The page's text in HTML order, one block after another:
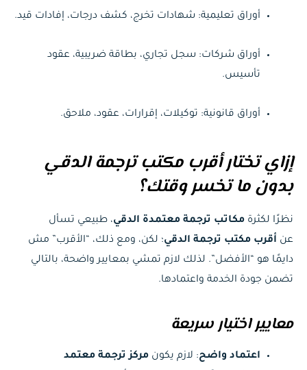
أوراق تعليمية: شهادات تخرج، كشف درجات، إفادات قيد.
أوراق شركات: سجل تجاري، بطاقة ضريبية، عقود
تأسيس.
أوراق قانونية: توكيلات، إقرارات، عقود، ملاحق.
إزاي تختار أقرب مكتب ترجمة الدقي
بدون ما تخسر وقتك؟
نظرًا لكثرة مكاتب ترجمة معتمدة الدقي، طبيعي تسأل
عن أقرب مكتب ترجمة الدقي؛ لكن، ومع ذلك، “الأقرب” مش
دايمًا هو “الأفضل”. لذلك لازم تمشي بمعايير واضحة، بالتالي
تضمن جودة الخدمة واعتمادها.
معايير اختيار سريعة
اعتماد واضح: لازم يكون مركز ترجمة معتمد